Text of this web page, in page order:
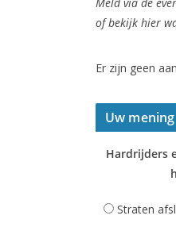
of bekijk hier
Er zijn geen
Uw mening
Hardrijders
Straten